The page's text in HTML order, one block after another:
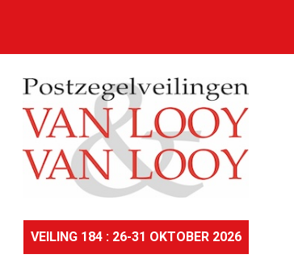
VEILING 184 : 26-31 OKTOBER 2026